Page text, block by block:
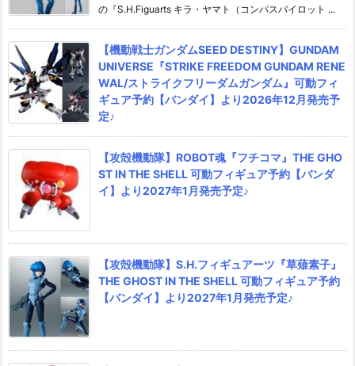
の『S.H.Figuarts キラ・ヤマト（コンパスパイロット ...
【機動戦士ガンダムSEED DESTINY】GUNDAM
UNIVERSE『STRIKE FREEDOM GUNDAM RENE
WAL/ストライクフリーダムガンダム』可動フィ
ギュア予約【バンダイ】より2026年12月発売予
定♪
【攻殻機動隊】ROBOT魂『フチコマ』THE GHO
ST IN THE SHELL 可動フィギュア予約【バンダ
イ】より2027年1月発売予定♪
【攻殻機動隊】S.H.フィギュアーツ『草薙素子』
THE GHOST IN THE SHELL 可動フィギュア予約
【バンダイ】より2027年1月発売予定♪